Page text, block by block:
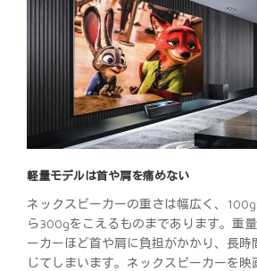
軽量モデルは首や肩を痛めない
ネックスピーカーの重さは幅広く、
ら300gをこえるものまであります。重
ーカーほど首や肩に負担がかかり、長時
じてしまいます。ネックスピーカーを映